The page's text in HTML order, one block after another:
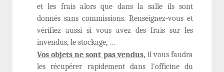
et les frais alors que dans la salle ils sont
donnés sans commissions. Renseignez-vous et
vérifiez aussi si vous avez des frais sur les
invendus, le stockage, …
Vos objets ne sont pas vendus, il vous faudra
les récupérer rapidement dans l’officine du